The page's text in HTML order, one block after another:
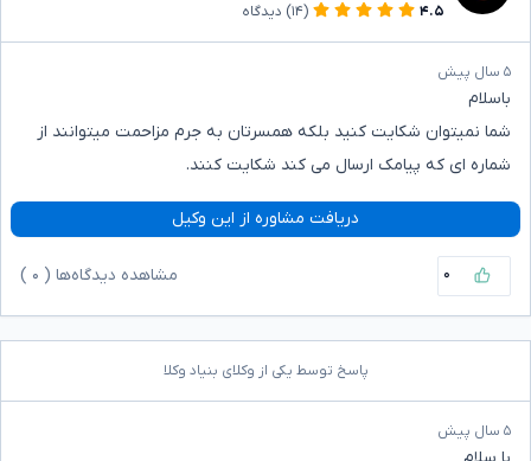
۴.۵
(۱۴) دیدگاه
۵ سال پیش
باسلام
شما نمیتوان شکایت کنید بلکه همسرتان به جرم مزاحمت میتوانند از
شماره ای که پیامک ارسال می کند شکایت کنند.
دریافت مشاوره از این وکیل
۰ مشاهده دیدگاه‌ها ( ۰
پاسخ توسط یکی از وکلای بنیاد وکلا
۵ سال پیش